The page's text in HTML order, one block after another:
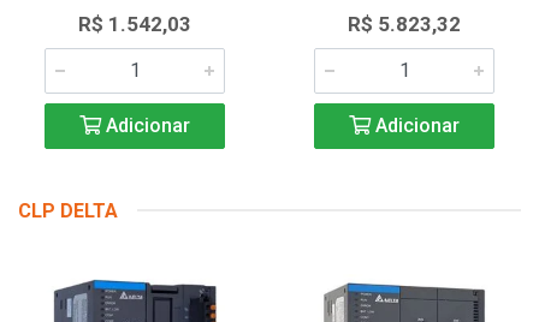
R$ 1.542,03
Adicionar
R$ 5.823,32
Adicionar
CLP DELTA